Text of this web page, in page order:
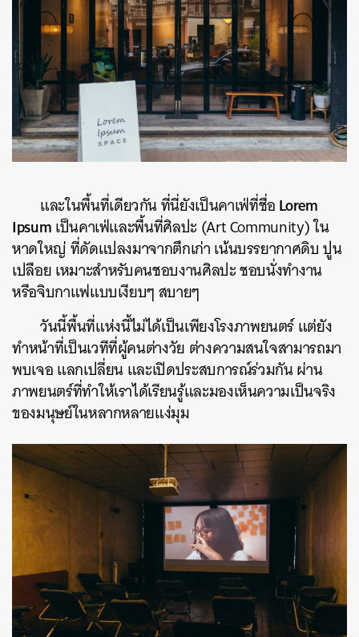
และในพื้นที่เดียวกัน ที่นี่ยังเป็นคาเฟ่ที่ชื่อLorem
Ipsumเป็นคาเฟ่และพื้นที่ศิลปะ (Art Community) ใน
หาดใหญ่ ที่ดัดแปลงมาจากตึกเก่า เน้นบรรยากาศดิบ ปูน
เปลือย เหมาะสำหรับคนชอบงานศิลปะ ชอบนั่งทำงาน
หรือจิบกาแฟแบบเงียบๆ สบายๆ
วันนี้พื้นที่แห่งนี้ไม่ได้เป็นเพียงโรงภาพยนตร์ แต่ยัง
ทำหน้าที่เป็นเวทีที่ผู้คนต่างวัย ต่างความสนใจสามารถมา
พบเจอ แลกเปลี่ยน และเปิดประสบการณ์ร่วมกัน ผ่าน
ภาพยนตร์ที่ทำให้เราได้เรียนรู้และมองเห็นความเป็นจริง
ของมนุษย์ในหลากหลายแง่มุม